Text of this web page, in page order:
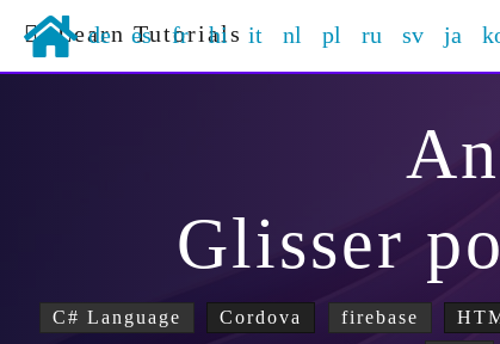
Learn Tutorials
de es fr hi it nl pl ru sv ja
Glisser
C# Language Cordova firebase